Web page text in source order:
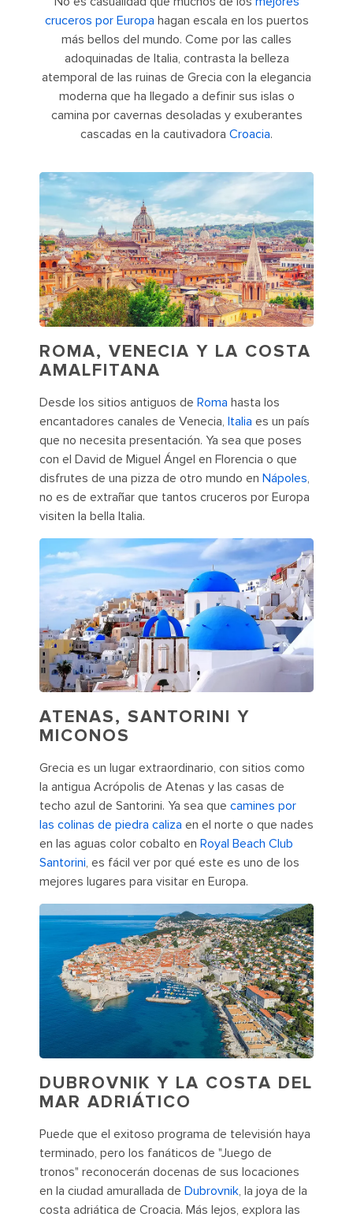
cruceros por Europa hagan escala en los puertos
más bellos del mundo. Come por las calles
adoquinadas de Italia, contrasta la belleza
atemporal de las ruinas de Grecia con la elegancia
moderna que ha llegado a definir sus islas o
camina por cavernas desoladas y exuberantes
cascadas en la cautivadora Croacia.
ROMA, VENECIA Y LA COSTA
AMALFITANA
Desde los sitios antiguos de Roma hasta los
encantadores canales de Venecia, Italia es un país
que no necesita presentación. Ya sea que poses
con el David de Miguel Ángel en Florencia o que
disfrutes de una pizza de otro mundo en Nápoles,
no es de extrañar que tantos cruceros por Europa
visiten la bella Italia.
ATENAS, SANTORINI Y
MICONOS
Grecia es un lugar extraordinario, con sitios como
la antigua Acrópolis de Atenas y las casas de
techo azul de Santorini. Ya sea que camines por
las colinas de piedra caliza en el norte o que nades
en las aguas color cobalto en Royal Beach Club
Santorini, es fácil ver por qué este es uno de los
mejores lugares para visitar en Europa.
DUBROVNIK Y LA COSTA DEL
MAR ADRIÁTICO
Puede que el exitoso programa de televisión haya
terminado, pero los fanáticos de "Juego de
tronos" reconocerán docenas de sus locaciones
en la ciudad amurallada de Dubrovnik, la joya de la
costa adriática de Croacia. Más lejos, explora las